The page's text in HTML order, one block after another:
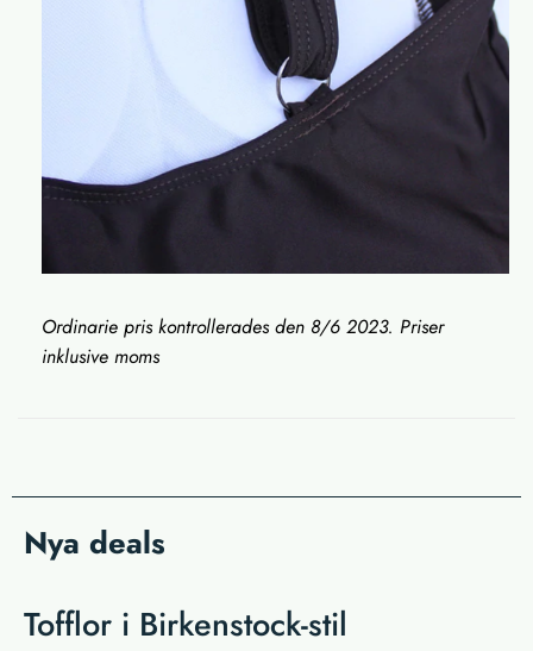
Ordinarie pris kontrollerades den 8/6 2023. Priser
inklusive moms
Nya deals
Tofflor i Birkenstock-stil